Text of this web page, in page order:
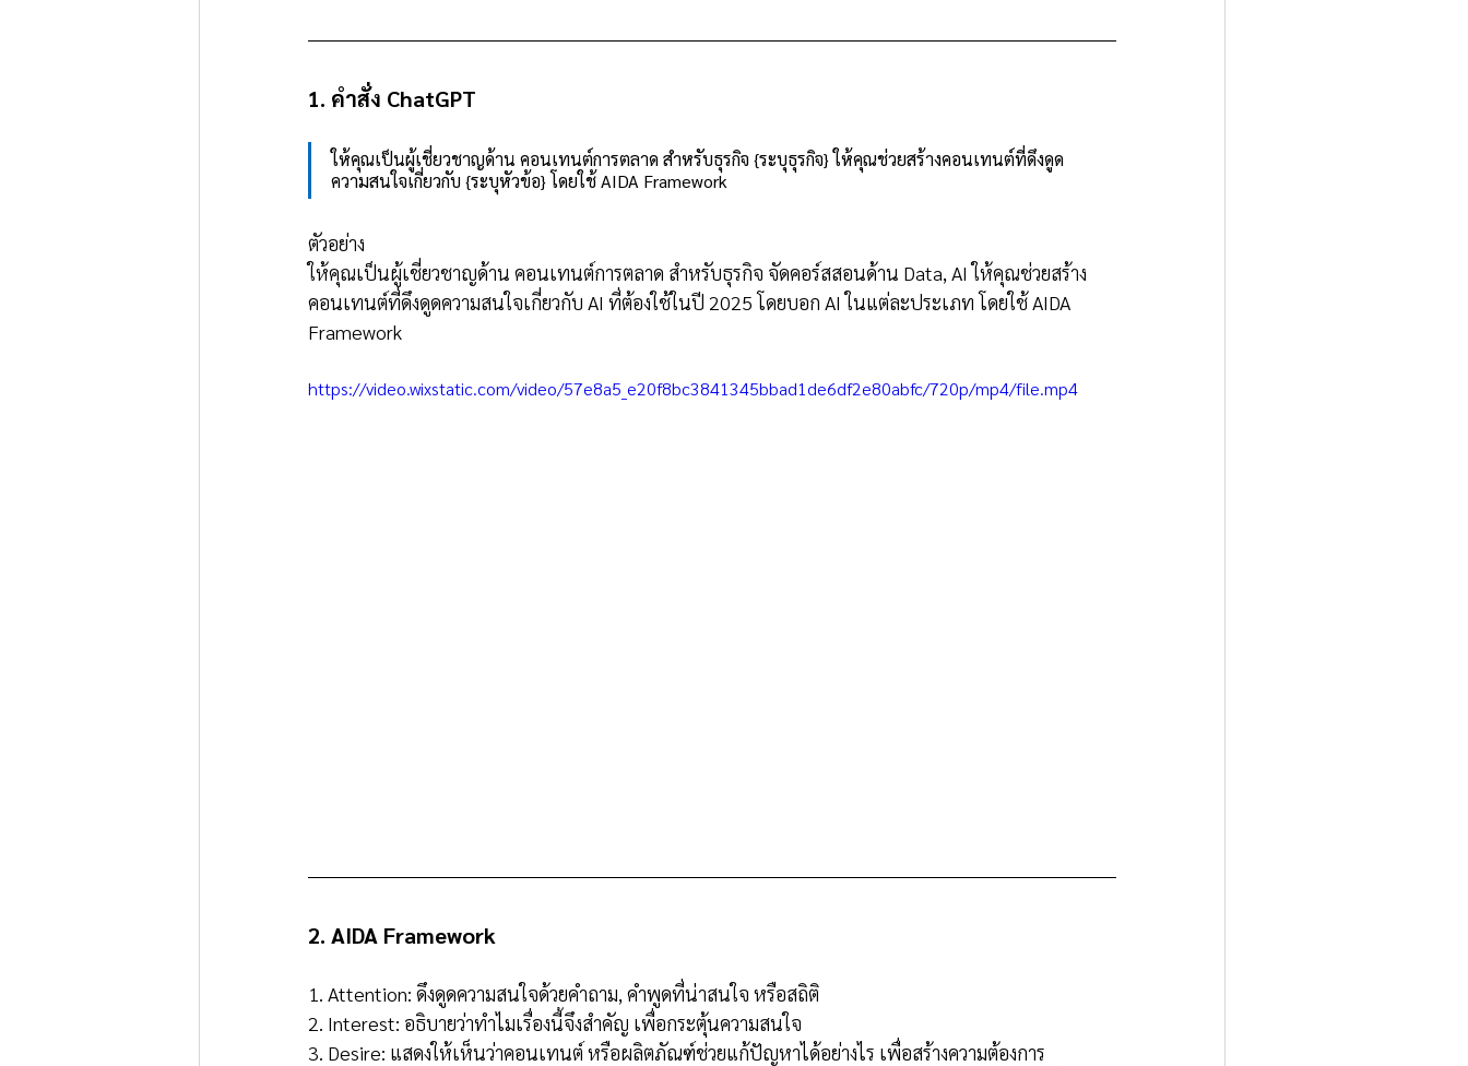
1. คำสั่ง ChatGPT
ให้คุณเป็นผู้เชี่ยวชาญด้าน คอนเทนต์การตลาด สำหรับธุรกิจ {ระบุธุรกิจ} ให้คุณช่วยสร้างคอนเทนต์ที่ดึงดูด
ความสนใจเกี่ยวกับ {ระบุหัวข้อ} โดยใช้ AIDA Framework
ตัวอย่าง
ให้คุณเป็นผู้เชี่ยวชาญด้าน คอนเทนต์การตลาด สำหรับธุรกิจ จัดคอร์สสอนด้าน Data, AI ให้คุณช่วยสร้าง
คอนเทนต์ที่ดึงดูดความสนใจเกี่ยวกับ AI ที่ต้องใช้ในปี 2025 โดยบอก AI ในแต่ละประเภท โดยใช้ AIDA
Framework
https://video.wixstatic.com/video/57e8a5_e20f8bc3841345bbad1de6df2e80abfc/720p/mp4/file.mp4
2. AIDA Framework
1. Attention: ดึงดูดความสนใจด้วยคำถาม, คำพูดที่น่าสนใจ หรือสถิติ
2. Interest: อธิบายว่าทำไมเรื่องนี้จึงสำคัญ เพื่อกระตุ้นความสนใจ
3. Desire: แสดงให้เห็นว่าคอนเทนต์ หรือผลิตภัณฑ์ช่วยแก้ปัญหาได้อย่างไร เพื่อสร้างความต้องการ